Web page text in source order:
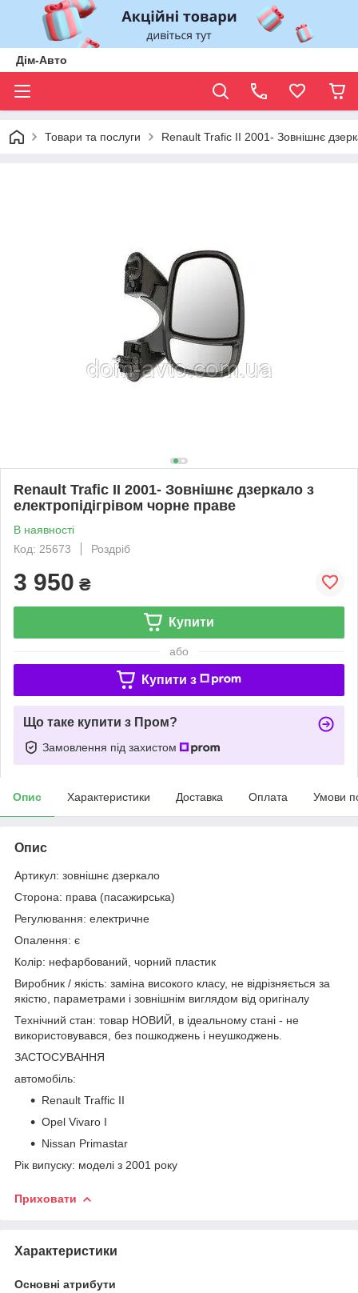
Дім-Авто
Товари та послуги Renault Trafic II 2001- Зовнішнє
Renault Trafic II 2001- Зовнішнє дзеркало з
електропідігрівом чорне праве
В наявності
Код: 25673
Роздріб
3 950 ₴
Купити
або
Купити з
Що таке купити з Пром?
Замовлення під захистом
Опис Характеристики Доставка Оплата Умови
Опис
Артикул: зовнішнє дзеркало
Сторона: права (пасажирська)
Регулювання: електричне
Опалення: є
Колір: нефарбований, чорний пластик
Виробник / якість: заміна високого класу, не відрізняється за
якістю, параметрами і зовнішнім виглядом від оригіналу
Технічний стан: товар НОВИЙ, в ідеальному стані - не
використовувався, без пошкоджень і неушкоджень.
ЗАСТОСУВАННЯ
автомобіль:
Renault Traffic II
Opel Vivaro I
Nissan Primastar
Рік випуску: моделі з 2001 року
Приховати
Характеристики
Основні атрибути